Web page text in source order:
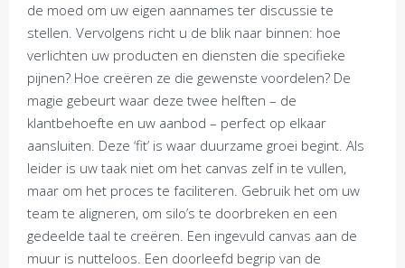
de moed om uw eigen aannames ter discussie te
stellen. Vervolgens richt u de blik naar binnen: hoe
verlichten uw producten en diensten die specifieke
pijnen? Hoe creëren ze die gewenste voordelen? De
magie gebeurt waar deze twee helften – de
klantbehoefte en uw aanbod – perfect op elkaar
aansluiten. Deze ‘fit’ is waar duurzame groei begint. Als
leider is uw taak niet om het canvas zelf in te vullen,
maar om het proces te faciliteren. Gebruik het om uw
team te aligneren, om silo’s te doorbreken en een
gedeelde taal te creëren. Een ingevuld canvas aan de
muur is nutteloos. Een doorleefd begrip van de